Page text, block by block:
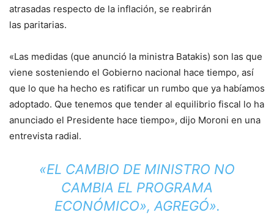
atrasadas respecto de la inflación, se reabrirán
las paritarias.
«Las medidas (que anunció la ministra Batakis) son las que
viene sosteniendo el Gobierno nacional hace tiempo, así
que lo que ha hecho es ratificar un rumbo que ya habíamos
adoptado. Que tenemos que tender al equilibrio fiscal lo ha
anunciado el Presidente hace tiempo», dijo Moroni en una
entrevista radial.
«EL CAMBIO DE MINISTRO NO
CAMBIA EL PROGRAMA
ECONÓMICO», AGREGÓ».